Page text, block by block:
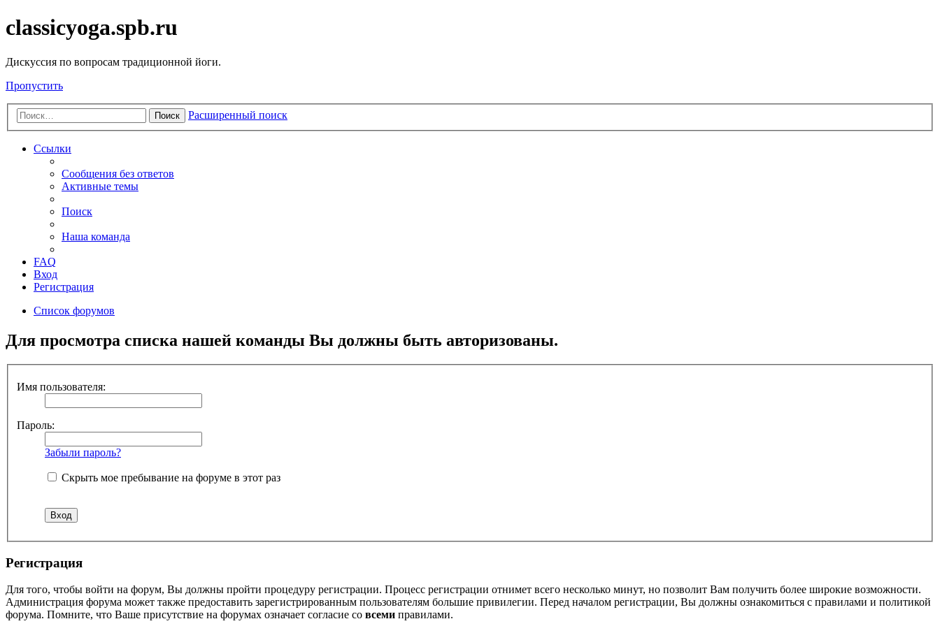
classicyoga.spb.ru
Дискуссия по вопросам традиционной йоги.
Пропустить
Поиск Расширенный поиск
Ссылки
Сообщения без ответов
Активные темы
Поиск
Наша команда
FAQ
Вход
Регистрация
Список форумов
Для просмотра списка нашей команды Вы должны быть авторизованы.
Имя пользователя:
Пароль:
Забыли пароль?
Скрыть мое пребывание на форуме в этот раз
Регистрация
Для того, чтобы войти на форум, Вы должны пройти процедуру регистрации. Процесс регистрации отнимет всего несколько минут, но позволит Вам получить более широкие возможности.
Администрация форума может также предоставить зарегистрированным пользователям большие привилегии. Перед началом регистрации, Вы должны ознакомиться с правилами и политикой
форума. Помните, что Ваше присутствие на форумах означает согласие со всеми правилами.